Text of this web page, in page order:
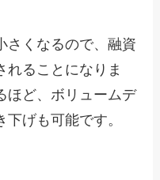
さくなるので、融資
れることになりま
ほど、ボリュームデ
げも可能です。